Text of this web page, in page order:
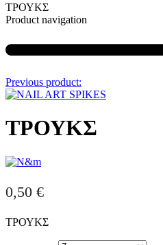
ΤΡΟΥΚΣ
Product navigation
Previous product:
ΤΡΟΥΚΣ
0,50 €
ΤΡΟΥΚΣ